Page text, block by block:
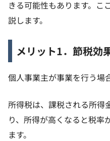
きる可能性もあります。こ
説します。
メリット1．節税効
個人事業主が事業を行う場
所得税は、課税される所得
り、所得が高くなると税率
ます。